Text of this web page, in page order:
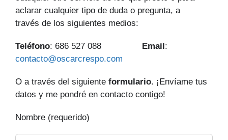
aclarar cualquier tipo de duda o pregunta, a
través de los siguientes medios:
Teléfono: 686 527 088 Email :
contacto@oscarcrespo.com
O a través del siguiente formulario. ¡Envíame tus
datos y me pondré en contacto contigo!
Nombre (requerido)